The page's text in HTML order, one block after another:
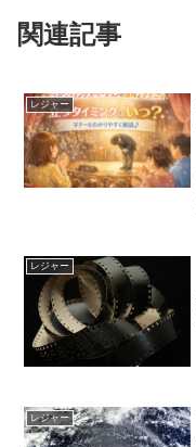
関連記事
レジャー
レジャー
レジャー